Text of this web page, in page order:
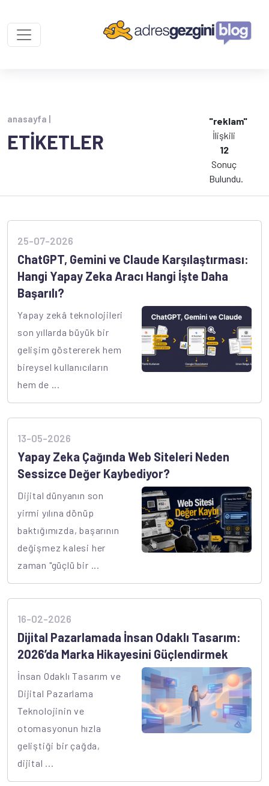
anasayfa |
ETİKETLER
"reklam"
İlişkili
12
Sonuç
Bulundu.
25-07-2026
ChatGPT, Gemini ve Claude Karşılaştırması:
Hangi Yapay Zeka Aracı Hangi İşte Daha
Başarılı?
Yapay zekâ teknolojileri
son yıllarda büyük bir
gelişim göstererek hem
bireysel kullanıcıların
hem de ...
13-05-2026
Yapay Zeka Çağında Web Siteleri Neden
Sessizce Değer Kaybediyor?
Dijital dünyanın son
yirmi yılına dönüp
baktığımızda, başarının
değişmez kalesi her
zaman "güçlü bir ...
16-02-2026
Dijital Pazarlamada İnsan Odaklı Tasarım:
2026’da Marka Hikayesini Güçlendirmek
İnsan Odaklı Tasarım ve
Dijital Pazarlama
Teknolojinin ve
otomasyonun hızla
geliştiği bir çağda,
dijital ...